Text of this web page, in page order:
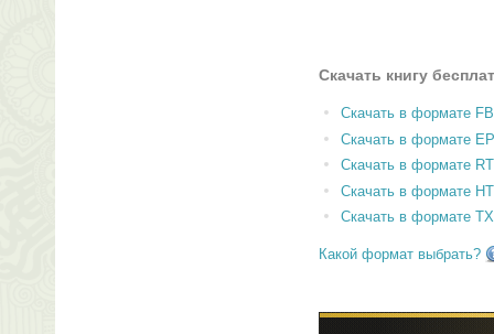
Скачать книгу
Скачать в формате
Скачать в формате
Скачать в формате
Скачать в формате
Скачать в формате
Какой формат выбрать?